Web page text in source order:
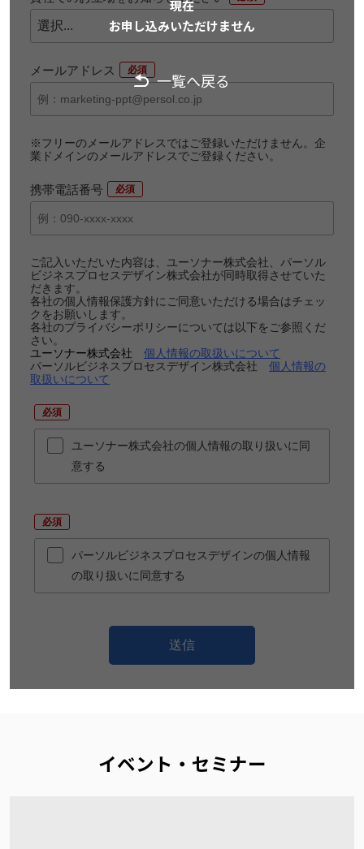
現在
お申し込みいただけません
一覧へ戻る
メールアドレス
※フリーのメールアドレスではご登録いただけません。企
業ドメインのメールアドレスでご登録ください。
携帯電話番号
ご記入いただいた内容は、ユーソナー株式会社、パーソル
ビジネスプロセスデザイン株式会社が同時取得させていた
だきます。
各社の個人情報保護方針にご同意いただける場合はチェッ
クをお願いします。
各社のプライバシーポリシーについては以下をご参照くだ
さい。
ユーソナー株式会社
個人情報の取扱いについて
パーソルビジネスプロセスデザイン株式会社
個人情報の
取扱いについて
ユーソナー株式会社の個人情報の取り扱いに同
意する
パーソルビジネスプロセスデザインの個人情報
の取り扱いに同意する
送信
イベント・セミナー